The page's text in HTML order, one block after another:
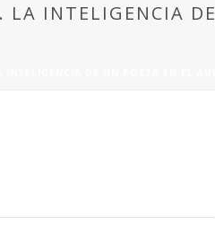
LA INTELIGENCIA DE